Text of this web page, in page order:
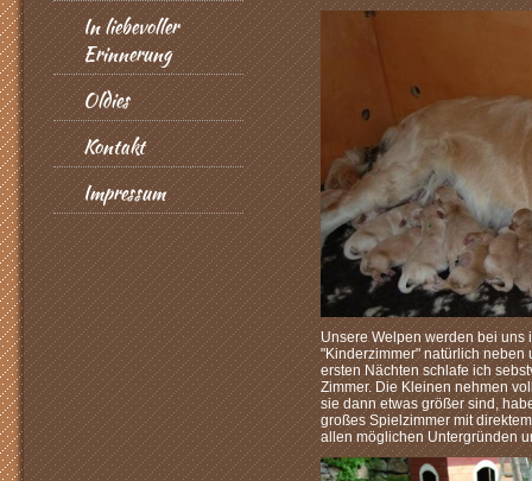
In liebevoller
Erinnerung
Oldies
Kontakt
Impressum
Unsere Welpen werden bei uns
"Kinderzimmer" natürlich neben
ersten Nächten schlafe ich
Zimmer. Die Kleinen nehmen
sie dann etwas größer sind,
großes Spielzimmer mit
allen möglichen Untergründen